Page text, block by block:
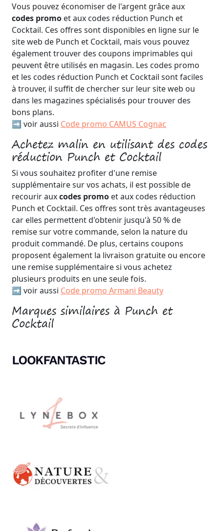
Vous pouvez économiser de l'argent grâce aux
codes promo et aux codes réduction Punch et
Cocktail. Ces offres sont disponibles en ligne sur le
site web de Punch et Cocktail, mais vous pouvez
également trouver des coupons imprimables qui
peuvent être utilisés en magasin. Les codes promo
et les codes réduction Punch et Cocktail sont faciles
à trouver, il suffit de chercher sur leur site web ou
dans les magazines spécialisés pour trouver des
bons plans.
➡️ voir aussi Code promo CAMUS Cognac
Achetez malin en utilisant des codes
réduction Punch et Cocktail
Si vous souhaitez profiter d'une remise
supplémentaire sur vos achats, il est possible de
recourir auxcodes promo et aux codes réduction
Punch et Cocktail. Ces offres sont très avantageuses
car elles permettent d'obtenir jusqu'à 50 % de
remise sur votre commande, selon la nature du
produit commandé. De plus, certains coupons
proposent également la livraison gratuite ou encore
une remise supplémentaire si vous achetez
plusieurs produits en une seule fois.
➡️ voir aussi Code promo Armani Beauty
Marques similaires à Punch et
Cocktail